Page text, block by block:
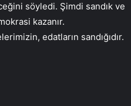
söyledi. Şimdi sandık ve
kazanır.
edatların sandığıdır.